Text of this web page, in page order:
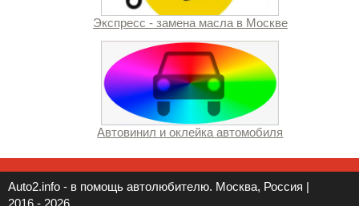
Экспресс - замена масла в Москве
Автовинил и оклейка автомобиля
Auto2.info - в помощь автолюбителю. Москва, Россия |
2016 - 2026